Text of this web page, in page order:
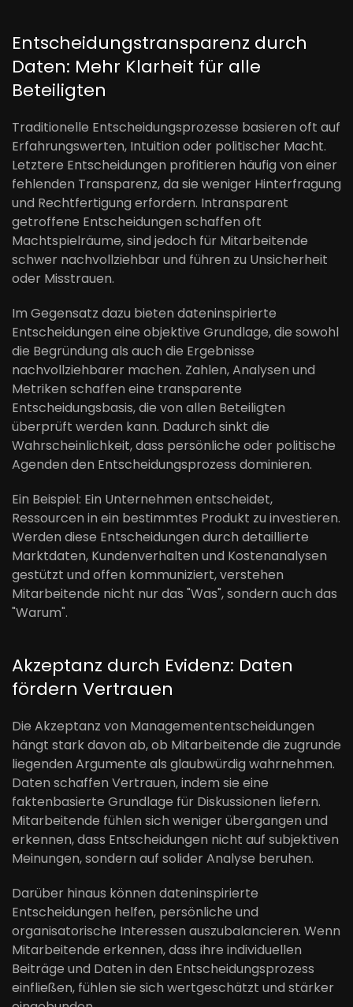
Entscheidungstransparenz durch
Daten: Mehr Klarheit für alle
Beteiligten
Traditionelle Entscheidungsprozesse basieren oft auf
Erfahrungswerten, Intuition oder politischer Macht.
Letztere Entscheidungen profitieren häufig von einer
fehlenden Transparenz, da sie weniger Hinterfragung
und Rechtfertigung erfordern. Intransparent
getroffene Entscheidungen schaffen oft
Machtspielräume, sind jedoch für Mitarbeitende
schwer nachvollziehbar und führen zu Unsicherheit
oder Misstrauen.
Im Gegensatz dazu bieten dateninspirierte
Entscheidungen eine objektive Grundlage, die sowohl
die Begründung als auch die Ergebnisse
nachvollziehbarer machen. Zahlen, Analysen und
Metriken schaffen eine transparente
Entscheidungsbasis, die von allen Beteiligten
überprüft werden kann. Dadurch sinkt die
Wahrscheinlichkeit, dass persönliche oder politische
Agenden den Entscheidungsprozess dominieren.
Ein Beispiel: Ein Unternehmen entscheidet,
Ressourcen in ein bestimmtes Produkt zu investieren.
Werden diese Entscheidungen durch detaillierte
Marktdaten, Kundenverhalten und Kostenanalysen
gestützt und offen kommuniziert, verstehen
Mitarbeitende nicht nur das "Was", sondern auch das
"Warum".
Akzeptanz durch Evidenz: Daten
fördern Vertrauen
Die Akzeptanz von Managemententscheidungen
hängt stark davon ab, ob Mitarbeitende die zugrunde
liegenden Argumente als glaubwürdig wahrnehmen.
Daten schaffen Vertrauen, indem sie eine
faktenbasierte Grundlage für Diskussionen liefern.
Mitarbeitende fühlen sich weniger übergangen und
erkennen, dass Entscheidungen nicht auf subjektiven
Meinungen, sondern auf solider Analyse beruhen.
Darüber hinaus können dateninspirierte
Entscheidungen helfen, persönliche und
organisatorische Interessen auszubalancieren. Wenn
Mitarbeitende erkennen, dass ihre individuellen
Beiträge und Daten in den Entscheidungsprozess
einfließen, fühlen sie sich wertgeschätzt und stärker